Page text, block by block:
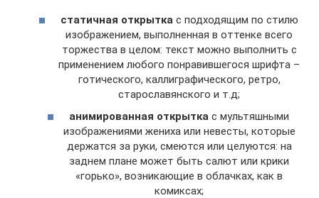
статичная открытка с подходящим по стилю
изображением, выполненная в оттенке всего
торжества в целом: текст можно выполнить с
применением любого понравившегося шрифта –
готического, каллиграфического, ретро,
старославянского и т.д;
анимированная открытка с мультяшными
изображениями жениха или невесты, которые
держатся за руки, смеются или целуются: на
заднем плане может быть салют или крики
«горько», возникающие в облачках, как в
комиксах;